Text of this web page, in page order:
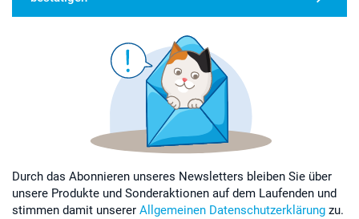
Durch das Abonnieren unseres Newsletters bleiben Sie über
unsere Produkte und Sonderaktionen auf dem Laufenden und
stimmen damit unserer Allgemeinen Datenschutzerklärung zu.